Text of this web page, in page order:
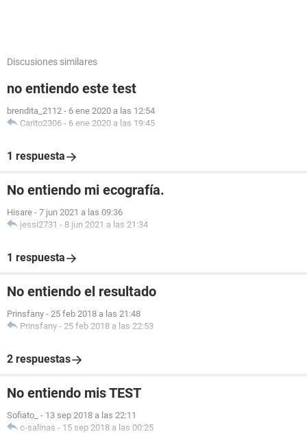
Discusiones similares
no entiendo este test
brendita_2112 - 6 ene 2020 a las 12:54
Carito2306 - 6 ene 2020 a las 19:45
1 respuesta
No entiendo mi ecografía.
Hisare - 7 jun 2021 a las 09:36
jessi2731 - 8 jun 2021 a las 21:34
1 respuesta
No entiendo el resultado
Prinsfany - 25 feb 2018 a las 21:48
Prinsfany - 25 feb 2018 a las 22:53
2 respuestas
No entiendo mis TEST
Sofiato_ - 13 sep 2018 a las 22:11
c-salinas - 15 sep 2018 a las 00:25